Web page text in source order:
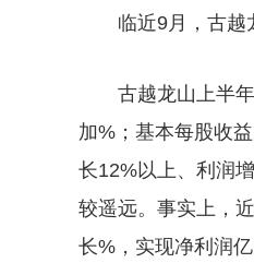
临近9月，古越
古越龙山上半
加%；基本每股收
长12%以上、利润
较遥远。事实上，
长%，实现净利润